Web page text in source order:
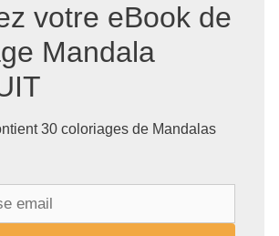
votre eBook de
Mandala
30 coloriages de Mandalas